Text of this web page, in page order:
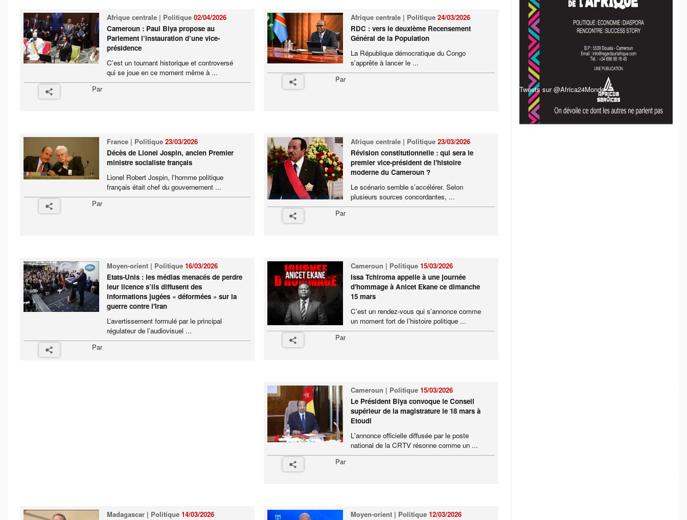
Afrique centrale | Politique02/04/2026
Cameroun : Paul Biya propose au
Parlement l’instauration d’une vice-
présidence
C'est un tournant historique et controversé
qui se joue en ce moment même à ...
Par
Afrique centrale | Politique 24/03/2026
RDC : vers le deuxième Recensement
Général de la Population
La République démocratique du Congo
s'apprête à lancer le ...
Par
France | Politique23/03/2026
Décès de Lionel Jospin, ancien Premier
ministre socialiste français
Lionel Robert Jospin, l'homme politique
français était chef du gouvernement ...
Par
Afrique centrale | Politique 23/03/2026
Révision constitutionnelle : qui sera le
premier vice-président de l'histoire
moderne du Cameroun ?
Le scénario semble s’accélérer. Selon
plusieurs sources concordantes, ...
Par
Moyen-orient | Politique16/03/2026
Etats-Unis : les médias menacés de perdre
leur licence s’ils diffusent des
informations jugées « déformées » sur la
guerre contre l'Iran
L’avertissement formulé par le principal
régulateur de l’audiovisuel ...
Par
Cameroun | Politique 15/03/2026
Issa Tchiroma appelle à une journée
d'hommage à Anicet Ekane ce dimanche
15 mars
C’est un rendez-vous qui s’annonce comme
un moment fort de l’histoire politique ...
Par
Cameroun | Politique 15/03/2026
Le Président Biya convoque le Conseil
supérieur de la magistrature le 18 mars à
Etoudi
L'annonce officielle diffusée par le poste
national de la CRTV résonne comme un ...
Par
Madagascar | Politique14/03/2026
Moyen-orient | Politique 12/03/2026
Tweets sur @Africa24Monde